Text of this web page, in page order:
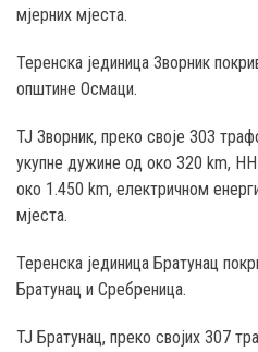
мјерних мјеста.
Теренска јединица Зворник
општине Осмаци.
ТЈ Зворник, преко своје 303
укупне дужине од око 320 km,
око 1.450 km, електричном
мјеста.
Теренска јединица Братунац
Братунац и Сребреница.
ТЈ Братунац, преко својих 307